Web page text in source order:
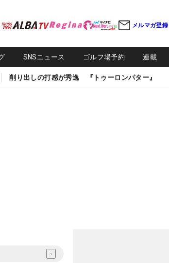
メルマガ登録
SNSニュース ゴルフ場予約 連載
削り出しの打感が秀逸 『トゥーロンパター』